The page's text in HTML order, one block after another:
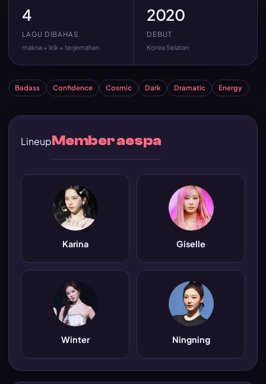
4
LAGU DIBAHAS
makna + lirik + terjemahan
2020
DEBUT
Korea Selatan
Badass Confidence Cosmic Dark Dramatic Energy
LineupMember aespa
Karina Giselle
Winter Ningning